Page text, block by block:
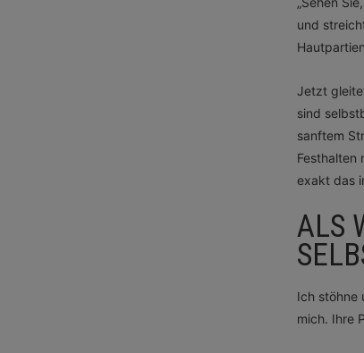
und
Jetzt
sind
sanftem
Festhalten
exakt das
ALS
Ich stöhne
mich. Ihre